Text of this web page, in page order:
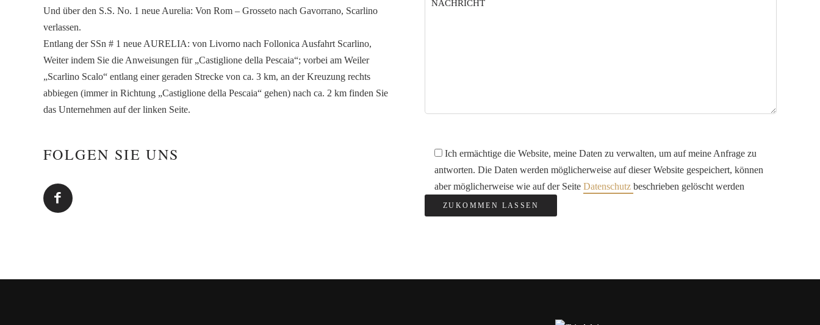
Und über den S.S. No. 1 neue Aurelia: Von Rom – Grosseto nach Gavorrano, Scarlino
verlassen.
Entlang der SSn # 1 neue AURELIA: von Livorno nach Follonica Ausfahrt Scarlino,
Weiter indem Sie die Anweisungen für „Castiglione della Pescaia“; vorbei am Weiler
„Scarlino Scalo“ entlang einer geraden Strecke von ca. 3 km, an der Kreuzung rechts
abbiegen (immer in Richtung „Castiglione della Pescaia“ gehen) nach ca. 2 km finden Sie
das Unternehmen auf der linken Seite.
FOLGEN SIE UNS
Ich ermächtige die Website, meine Daten zu verwalten, um auf meine Anfrage zu
antworten. Die Daten werden möglicherweise auf dieser Website gespeichert, können
aber möglicherweise wie auf der Seite Datenschutz beschrieben gelöscht werden